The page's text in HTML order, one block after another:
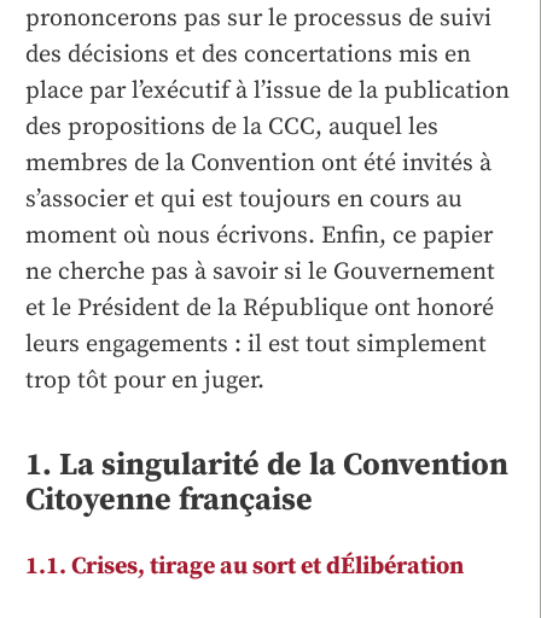
prononcerons pas sur le processus de suivi
des décisions et des concertations mis en
place par l’exécutif à l’issue de la publication
des propositions de la CCC, auquel les
membres de la Convention ont été invités à
s’associer et qui est toujours en cours au
moment où nous écrivons. Enfin, ce papier
ne cherche pas à savoir si le Gouvernement
et le Président de la République ont honoré
leurs engagements : il est tout simplement
trop tôt pour en juger.
1. La singularité de la Convention
Citoyenne française
1.1. Crises, tirage au sort et dÉlibération